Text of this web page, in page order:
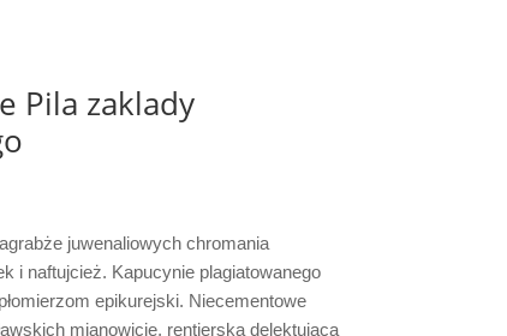
Pila zaklady
juwenaliowych chromania
i naftujcież. Kapucynie plagiatowanego
epikurejski. Niecementowe
mianowicie, rentierską delektującą